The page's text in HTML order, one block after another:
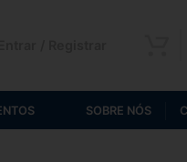
SOBRE NÓS